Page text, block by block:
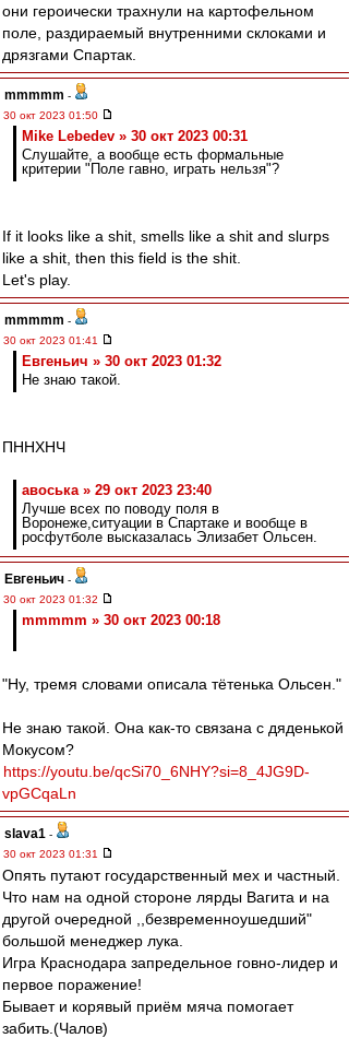
они героически трахнули на картофельном
поле, раздираемый внутренними склоками и
дрязгами Спартак.
mmmmm -
30 окт 2023 01:50
Mike Lebedev » 30 окт 2023 00:31
Слушайте, а вообще есть формальные
критерии "Поле гавно, играть нельзя"?
If it looks like a shit, smells like а shit and slurps
like a shit, then this field is the shit.
Let's play.
mmmmm -
30 окт 2023 01:41
Евгеньич » 30 окт 2023 01:32
Не знаю такой.
ПННХНЧ
авоська » 29 окт 2023 23:40
Лучше всех по поводу поля в
Воронеже,ситуации в Спартаке и вообще в
росфутболе высказалась Элизабет Ольсен.
Евгеньич -
30 окт 2023 01:32
mmmmm » 30 окт 2023 00:18
"Ну, тремя словами описала тётенька Ольсен."
Не знаю такой. Она как-то связана с дяденькой
Мокусом?
https://youtu.be/qcSi70_6NHY?si=8_4JG9D-
vpGCqaLn
slava1 -
30 окт 2023 01:31
Опять путают государственный мех и частный.
Что нам на одной стороне лярды Вагита и на
другой очередной ,,безвременноушедший"
большой менеджер лука.
Игра Краснодара запредельное говно-лидер и
первое поражение!
Бывает и корявый приём мяча помогает
забить.(Чалов)